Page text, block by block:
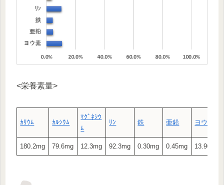
<栄養素量>
ｶﾘｳﾑ ｶﾙｼｳﾑ
ﾏｸﾞﾈｼｳ
ﾑ
ﾘﾝ 鉄 亜鉛 ヨウ素
180.2mg 79.6mg 12.3mg 92.3mg 0.30mg 0.45mg 13.90μg